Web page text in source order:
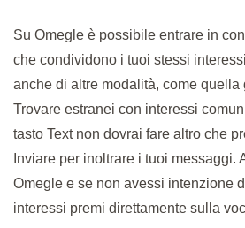
Su Omegle è possibile entrare in
che condividono i tuoi stessi
anche di altre modalità, come quella
Trovare estranei con interessi
tasto Text non dovrai fare altro che
Inviare per inoltrare i tuoi messaggi.
Omegle e se non avessi intenzione
interessi premi direttamente sulla